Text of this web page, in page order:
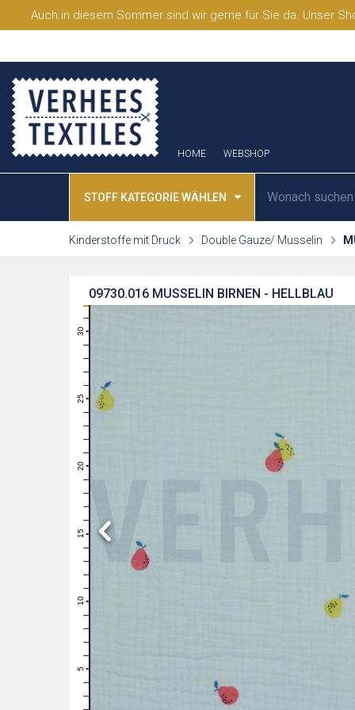
Auch in diesem Sommer sind wir gerne für Sie da. Unser
HOME WEBSHOP
STOFF KATEGORIE WÄHLEN
Kinderstoffe mit Druck Double Gauze/ Musselin
MUSSELIN BIRNEN - HELLBLAU
09730.016
10
11
12
13
14
15
16
17
18
19
20
21
22
23
24
25
26
27
28
29
30